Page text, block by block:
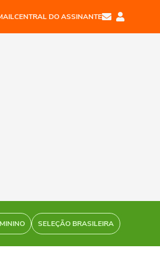
CENTRAL DO ASSINANTE
SELEÇÃO BRASILEIRA